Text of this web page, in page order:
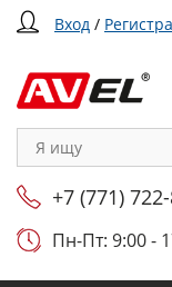
Вход /
+7 (771)
Пн-Пт: 9:00 -